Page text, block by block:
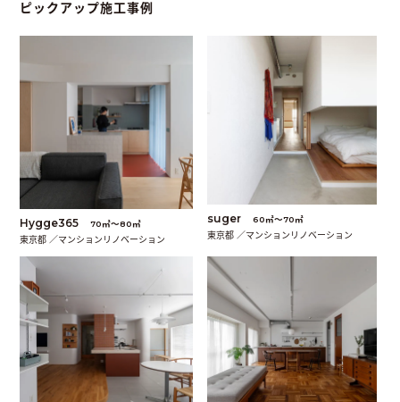
ピックアップ施工事例
Hygge365 70㎡〜80㎡
東京都 ／マンションリノベーション
suger 60㎡〜70㎡
東京都 ／マンションリノベーション